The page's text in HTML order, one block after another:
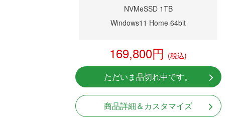
NVMeSSD 1TB
Windows11 Home 64bit
169,800円 (税込)
ただいま品切れ中です。
商品詳細＆カスタマイズ